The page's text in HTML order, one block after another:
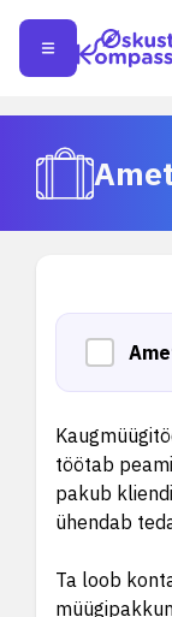
töötab
pakub
ühendab
Ta loob